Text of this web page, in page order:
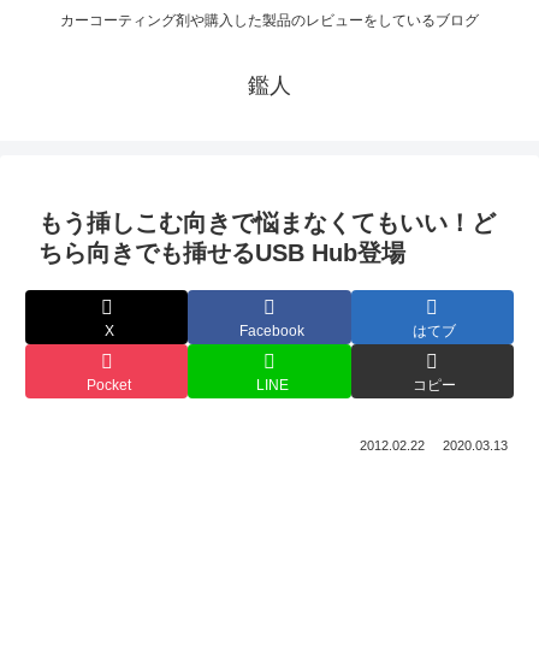
カーコーティング剤や購入した製品のレビューをしているブログ
鑑人
もう挿しこむ向きで悩まなくてもいい！ど
ちら向きでも挿せるUSB Hub登場
X Facebook はてブ
Pocket LINE コピー
2012.02.22 2020.03.13